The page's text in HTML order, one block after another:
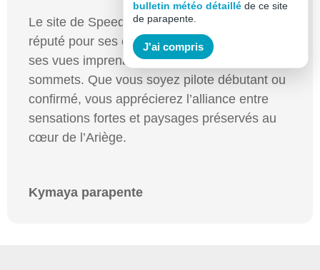
Le site de Speed Riding d’Ax 3 Domaines est
réputé pour ses conditions de vol variées et
ses vues imprenables sur la vallée et les
sommets. Que vous soyez pilote débutant ou
confirmé, vous apprécierez l’alliance entre
sensations fortes et paysages préservés au
cœur de l’Ariège.
Kymaya parapente
bulletin météo détaillé de ce site
de parapente.
J'ai compris